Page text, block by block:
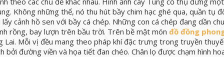
Không những thế, nó thu hút bầy chim hạc ghé qua, quần tụ
cảnh hồ sen với bầy cá chép. Những con cá chép đang dần
rồng, bay lượn trên bầu trời. Trên bề mặt món đồ đồng
Lai. Mỗi vị đều mang theo pháp khí đặc trưng trong truyền
bởi đường viền và họa tiết đan chéo. Chân lọ được chạm hình